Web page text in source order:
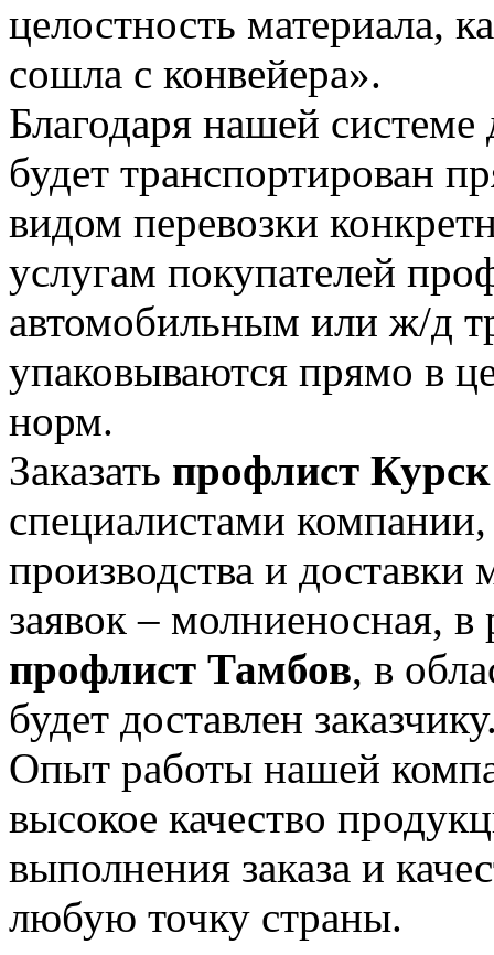
целостность материала,
сошла с конвейера».
Благодаря нашей
будет транспортирован
видом перевозки
услугам покупателей
автомобильным или ж/д
упаковываются прямо в
норм.
Заказать профлист Курск
специалистами
производства и доставки
заявок – молниеносная,
профлист Тамбов, в
будет доставлен
Опыт работы нашей
высокое качество
выполнения заказа и
любую точку страны.